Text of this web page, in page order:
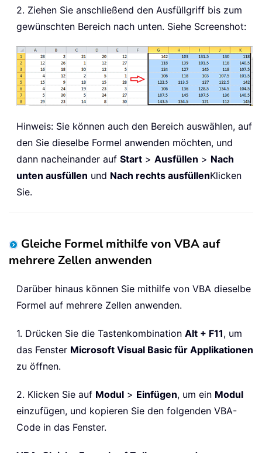
2. Ziehen Sie anschließend den Ausfüllgriff bis zum
gewünschten Bereich nach unten. Siehe Screenshot:
Hinweis: Sie können auch den Bereich auswählen, auf
den Sie dieselbe Formel anwenden möchten, und
dann nacheinander auf Start > Ausfüllen > Nach
unten ausfüllen und Nach rechts ausfüllenKlicken
Sie.
Gleiche Formel mithilfe von VBA auf
mehrere Zellen anwenden
Darüber hinaus können Sie mithilfe von VBA dieselbe
Formel auf mehrere Zellen anwenden.
1. Drücken Sie die Tastenkombination Alt + F11, um
das Fenster Microsoft Visual Basic für Applikationen
zu öffnen.
2. Klicken Sie auf Modul > Einfügen, um ein Modul
einzufügen, und kopieren Sie den folgenden VBA-
Code in das Fenster.